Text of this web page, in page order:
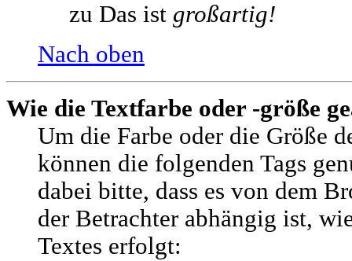
zu Das ist großartig!
Nach oben
Wie die Textfarbe oder -größe
Um die Farbe oder die Größe
können die folgenden Tags
dabei bitte, dass es von dem
der Betrachter abhängig ist,
Textes erfolgt: